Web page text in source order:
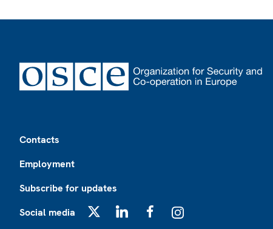
Contacts
Employment
Subscribe for updates
Social media